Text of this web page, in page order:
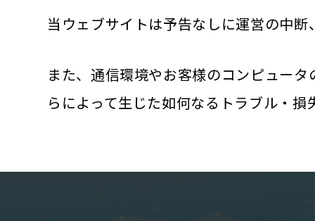
当ウェブサイトは予告なしに運営の中断
また、通信環境やお客様のコンピュー
らによって生じた如何なるトラブル・